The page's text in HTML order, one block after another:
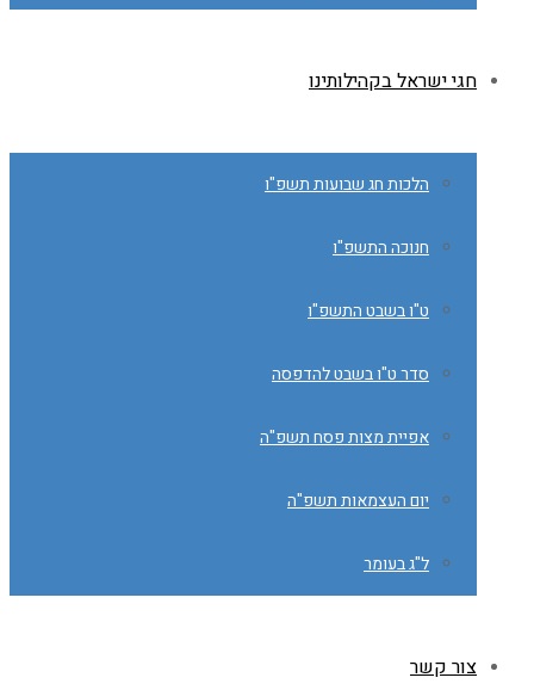
חגי ישראל בקהילותינו
הלכות חג שבועות תשפ"ו
חנוכה התשפ"ו
ט"ו בשבט התשפ"ו
סדר ט"ו בשבט להדפסה
אפיית מצות פסח תשפ"ה
יום העצמאות תשפ"ה
ל"ג בעומר
צור קשר